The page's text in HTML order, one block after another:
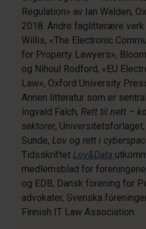
Regulation» av Ian Walden,
2018. Andre faglitterære
Willis, «The Electronic
for Property Lawyers»,
og Nihoul Rodford, «EU
Law», Oxford University
Annen litteratur som er
Ingvald Falch, Rett til nett –
sektorer,
Sunde, Lov og rett i
Tidsskriftet Lov&Data
medlemsblad for
og EDB, Dansk forening for
advokater, Svenska
Finnish IT Law Association.